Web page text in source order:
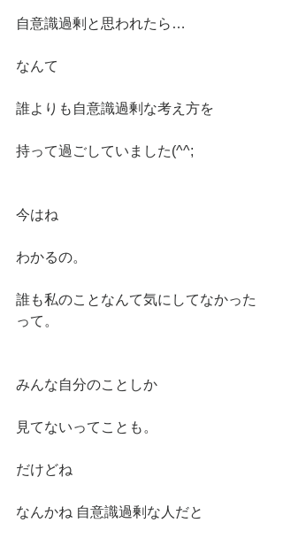
自意識過剰と思われたら…
なんて
誰よりも自意識過剰な考え方を
持って過ごしていました(^^;
今はね
わかるの。
誰も私のことなんて気にしてなかった
って。
みんな自分のことしか
見てないってことも。
だけどね
なんかね 自意識過剰な人だと